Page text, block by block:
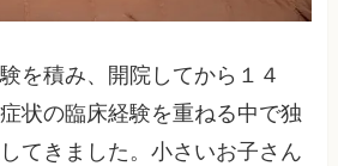
を積み、開院してから１４
状の臨床経験を重ねる中で独
てきました。小さいお子さん